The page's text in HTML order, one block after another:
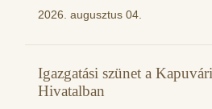
2026. augusztus 04.
Igazgatási szünet a
Hivatalban